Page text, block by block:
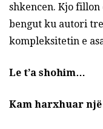
shkencen. Kjo fillon
bengut ku autori
kompleksitetin e
Le t’a shohim…
Kam harxhuar një